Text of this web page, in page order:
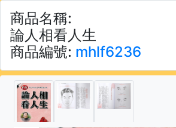
商品名稱:
論人相看人生
商品編號: mhlf6236